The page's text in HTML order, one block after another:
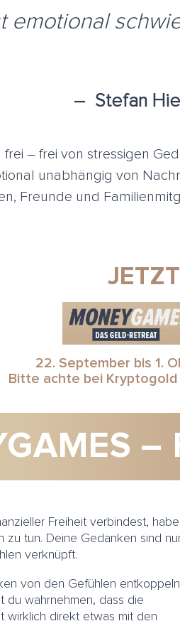
emotional
– Stefan
– frei von stressigen
unabhängig von
Freunde und
22. September bis 1.
Bitte achte bei
–
Freiheit verbindest,
zu tun. Deine Gedanken sind
verknüpft.
von den Gefühlen entkoppeln
du wahrnehmen, dass die
wirklich direkt etwas mit den